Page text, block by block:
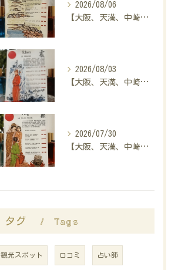
2026/08/06
【大阪、天満、中崎町の占い】madam豊子、本日のメッセージ
2026/08/03
【大阪、天満、中崎町の占い】madam豊子、本日のメッセージ
2026/07/30
【大阪、天満、中崎町の占い】madam豊子、本日のメッセージ
タグ Tags
観光スポット 口コミ 占い師